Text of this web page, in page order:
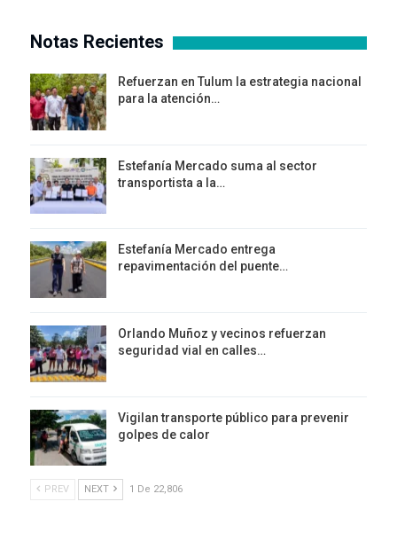
Notas Recientes
Refuerzan en Tulum la estrategia nacional
para la atención…
Estefanía Mercado suma al sector
transportista a la…
Estefanía Mercado entrega
repavimentación del puente…
Orlando Muñoz y vecinos refuerzan
seguridad vial en calles…
Vigilan transporte público para prevenir
golpes de calor
PREV NEXT 1 De 22,806